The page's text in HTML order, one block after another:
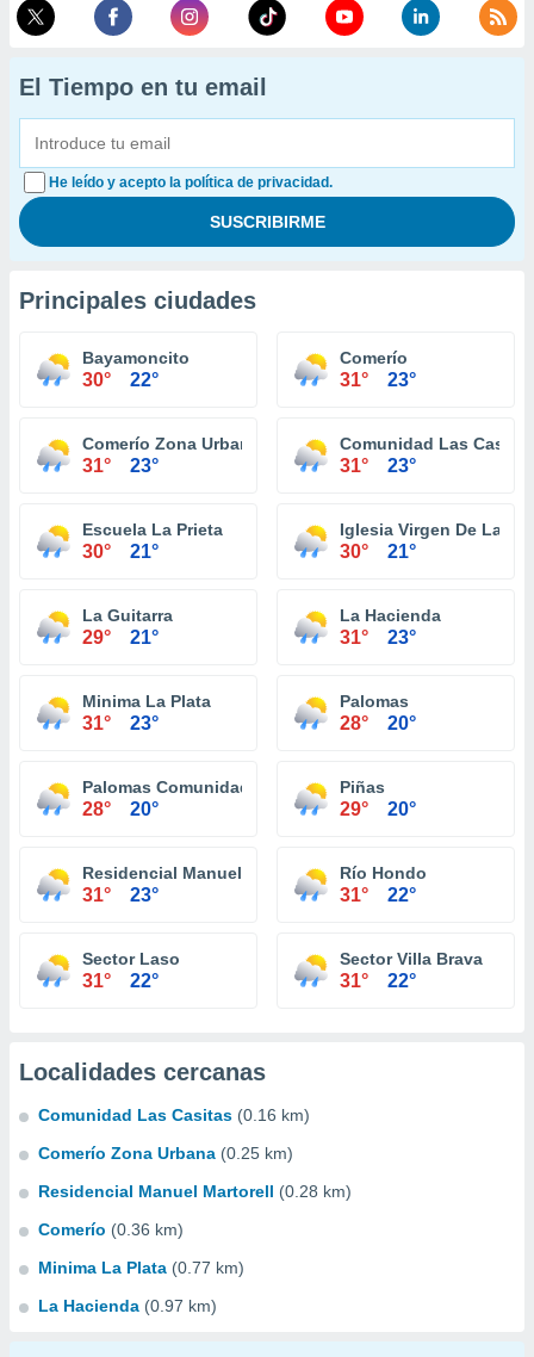
El Tiempo en tu email
He leído y acepto la política de privacidad.
Principales ciudades
Bayamoncito
30° 22°
Comerío
31° 23°
Comerío Zona Urbana
31° 23°
Comunidad Las Casitas
31° 23°
Escuela La Prieta
30° 21°
Iglesia Virgen De La
30° 21°
La Guitarra
29° 21°
La Hacienda
31° 23°
Minima La Plata
31° 23°
Palomas
28° 20°
Palomas Comunidad
28° 20°
Piñas
29° 20°
Residencial Manuel Martorell
31° 23°
Río Hondo
31° 22°
Sector Laso
31° 22°
Sector Villa Brava
31° 22°
Localidades cercanas
Comunidad Las Casitas (0.16 km)
Comerío Zona Urbana (0.25 km)
Residencial Manuel Martorell (0.28 km)
Comerío (0.36 km)
Minima La Plata (0.77 km)
La Hacienda (0.97 km)